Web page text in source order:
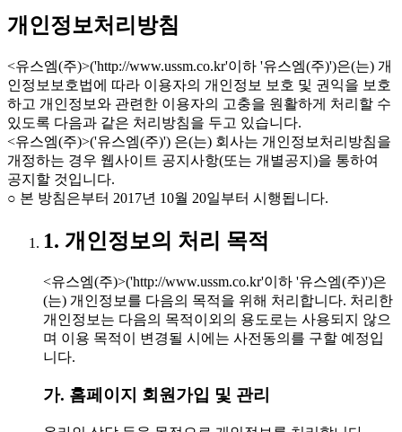
개인정보처리방침
<유스엠(주)>('http://www.ussm.co.kr'이하 '유스엠(주)')은(는) 개
인정보보호법에 따라 이용자의 개인정보 보호 및 권익을 보호
하고 개인정보와 관련한 이용자의 고충을 원활하게 처리할 수
있도록 다음과 같은 처리방침을 두고 있습니다.
<유스엠(주)>('유스엠(주)') 은(는) 회사는 개인정보처리방침을
개정하는 경우 웹사이트 공지사항(또는 개별공지)을 통하여
공지할 것입니다.
○ 본 방침은부터 2017년 10월 20일부터 시행됩니다.
1. 개인정보의 처리 목적
<유스엠(주)>('http://www.ussm.co.kr'이하 '유스엠(주)')은
(는) 개인정보를 다음의 목적을 위해 처리합니다. 처리한
개인정보는 다음의 목적이외의 용도로는 사용되지 않으
며 이용 목적이 변경될 시에는 사전동의를 구할 예정입
니다.
가. 홈페이지 회원가입 및 관리